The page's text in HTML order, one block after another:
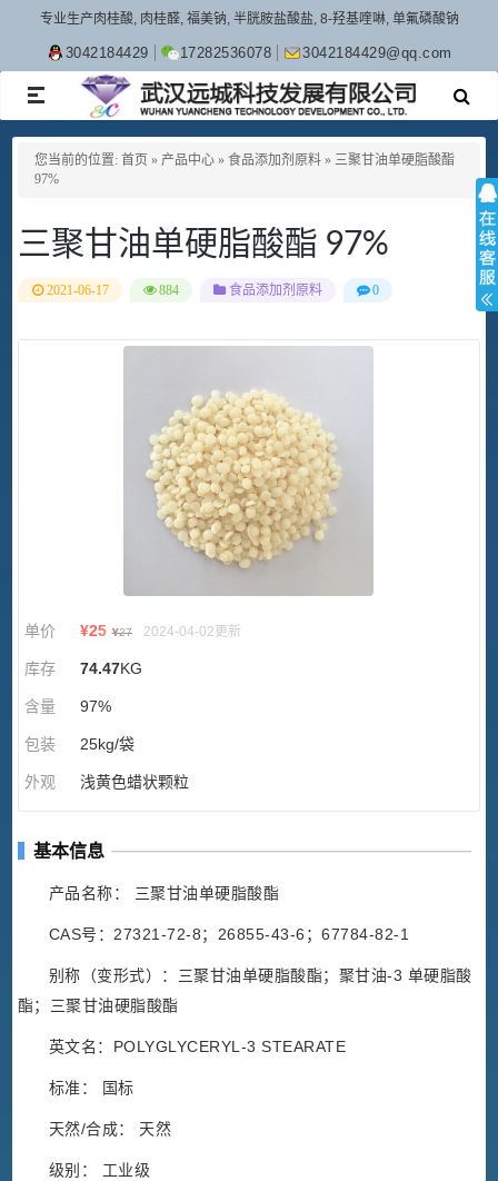
专业生产肉桂酸, 肉桂醛, 福美钠, 半胱胺盐酸盐, 8-羟基喹啉, 单氟磷酸钠
3042184429 17282536078 3042184429@qq.com
TOGGLE
NAVIGATION
您当前的位置: 首页 » 产品中心 » 食品添加剂原料 » 三聚甘油单硬脂酸酯
97%
三聚甘油单硬脂酸酯 97%
2021-06-17 884 食品添加剂原料 0
单价 ¥25 ¥27 2024-04-02更新
库存 74.47KG
含量 97%
包装 25kg/袋
外观 浅黄色蜡状颗粒
基本信息
产品名称： 三聚甘油单硬脂酸酯
CAS号：27321-72-8；26855-43-6；67784-82-1
别称（变形式）：三聚甘油单硬脂酸酯；聚甘油-3 单硬脂酸
酯；三聚甘油硬脂酸酯
英文名：POLYGLYCERYL-3 STEARATE
标准： 国标
天然/合成： 天然
级别： 工业级